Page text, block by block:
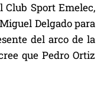
Club Sport Emelec,
Delgado para
del arco de la
que Pedro Ortiz